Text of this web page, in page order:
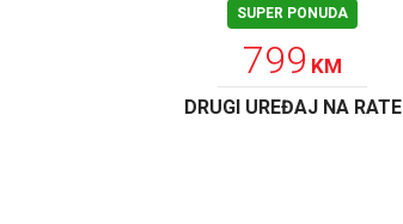
SUPER PONUDA
799 KM
DRUGI UREĐAJ NA RATE